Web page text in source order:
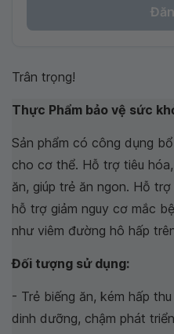
Trân trọng!
Thực Phẩm bảo vệ sức
Sản phẩm có công dụng
cho cơ thể. Hỗ trợ tiêu
ăn, giúp trẻ ăn ngon. Hỗ
hỗ trợ giảm nguy cơ mắc
như viêm đường hô hấp
Đối tượng sử dụng:
- Trẻ biếng ăn, kém hấp
dinh dưỡng, chậm phát